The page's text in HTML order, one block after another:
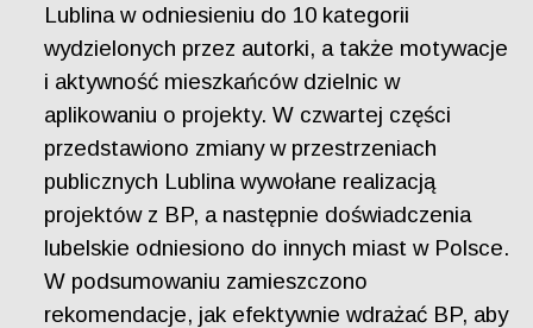
Lublina w odniesieniu do 10 kategorii
wydzielonych przez autorki, a także motywacje
i aktywność mieszkańców dzielnic w
aplikowaniu o projekty. W czwartej części
przedstawiono zmiany w przestrzeniach
publicznych Lublina wywołane realizacją
projektów z BP, a następnie doświadczenia
lubelskie odniesiono do innych miast w Polsce.
W podsumowaniu zamieszczono
rekomendacje, jak efektywnie wdrażać BP, aby